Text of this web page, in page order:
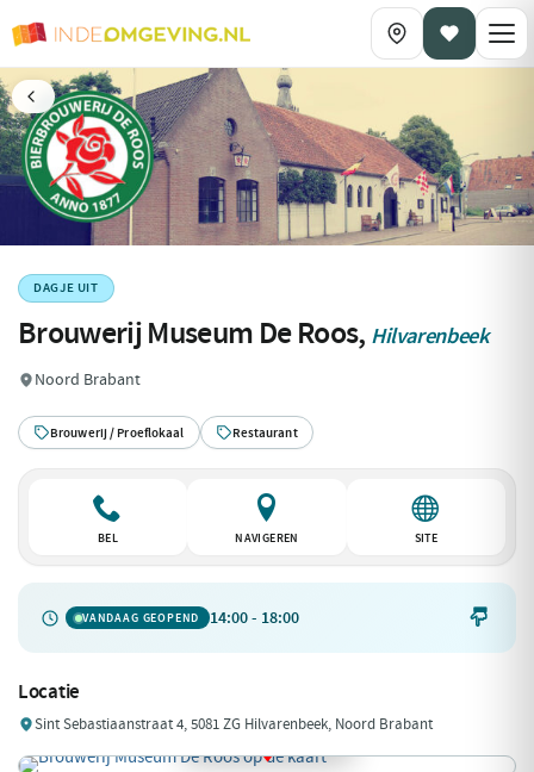
DAGJE UIT
Brouwerij Museum De Roos, Hilvarenbeek
Noord Brabant
Brouwerij / Proeflokaal Restaurant
BEL NAVIGEREN SITE
VANDAAG GEOPEND 14:00 - 18:00 
Locatie
Sint Sebastiaanstraat 4, 5081 ZG Hilvarenbeek, Noord Brabant